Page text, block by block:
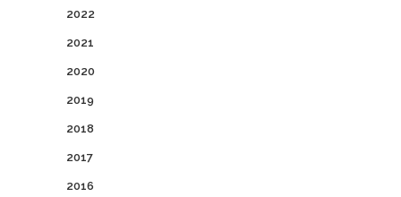
2022
2021
2020
2019
2018
2017
2016